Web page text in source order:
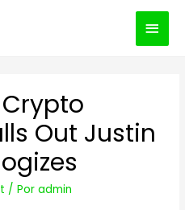
Out Justin
/ Poradmin